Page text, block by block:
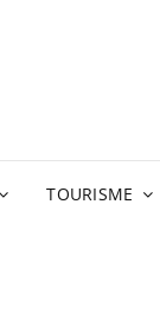
TOURISME